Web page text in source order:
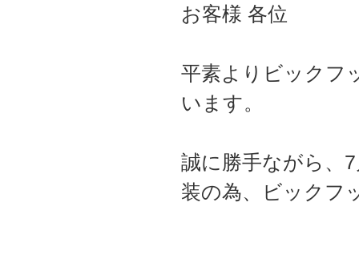
お客様 各位
平素よりビックフ
います。
誠に勝手ながら、
装の為、ビックフ